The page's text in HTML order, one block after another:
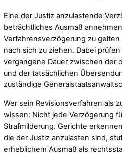
Eine der Justiz anzulastende
beträchtliches Ausmaß
Verfahrensverzögerung zu
nach sich zu ziehen. Dabei
vergangene Dauer zwischen der
und der tatsächlichen
zuständige
Wer sein Revisionsverfahren als
wissen: Nicht jede Verzögerung
Strafmilderung. Gerichte
die der Justiz anzulasten sind,
erheblichem Ausmaß als